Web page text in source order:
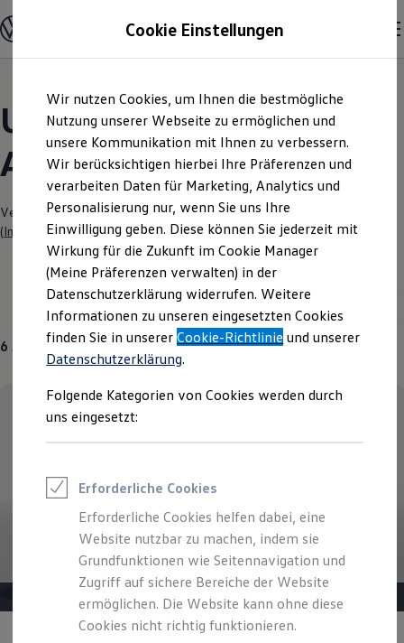
Hauptinhalt
springen
Footer
springen
Modelle und Konfigurator
Konfigurator
Modelle vergleichen
Elektroautos
ENERGY Sondermodelle
Nutzfahrzeuge
SUV und CUV
Familienautos
Kombis
Kompaktwagen
Sportwagen
Schnell verfügbare Fahrzeuge
Angebote und Produkte
Aktuelle Angebote
E-Auto-Förderung
Volkswagen Marktplatz
Die ENERGY Sondermodelle
Junge Gebrauchtwagen und Gebrauchtwagen
Volkswagen Zertifizierte Gebrauchtwagen
Elektromobilität bei Gebrauchtwagen
Saisonangebote
Reifenpakete
Leasing
Leasing-Angebote
Elektroauto Leasing
Kleinwagen-Leasing
Leasing ohne Anzahlung
Finanzierung
Autokredit mit Schlussrate
Versicherungen und Garantien
Kfz-Versicherung
Restschuldversicherungen
Garantien
Unsere aktuellen
Angebote und mehr
Verantwortlich für die Inhalte auf dieser Seite ist die Autohaus Lau GmbH
(Impressum & Rechtliches)
6 Angebote
Cookie Einstellungen
Wir nutzen Cookies, um Ihnen die bestmögliche
Nutzung unserer Webseite zu ermöglichen und
unsere Kommunikation mit Ihnen zu verbessern.
Wir berücksichtigen hierbei Ihre Präferenzen und
verarbeiten Daten für Marketing, Analytics und
Personalisierung nur, wenn Sie uns Ihre
Einwilligung geben. Diese können Sie jederzeit mit
Wirkung für die Zukunft im Cookie Manager
(Meine Präferenzen verwalten) in der
Datenschutzerklärung widerrufen. Weitere
Informationen zu unseren eingesetzten Cookies
finden Sie in unsererCookie-Richtlinie und unserer
Datenschutzerklärung.
Folgende Kategorien von Cookies werden durch
uns eingesetzt:
Erforderliche Cookies
Erforderliche Cookies helfen dabei, eine
Website nutzbar zu machen, indem sie
Grundfunktionen wie Seitennavigation und
Zugriff auf sichere Bereiche der Website
ermöglichen. Die Website kann ohne diese
Cookies nicht richtig funktionieren.